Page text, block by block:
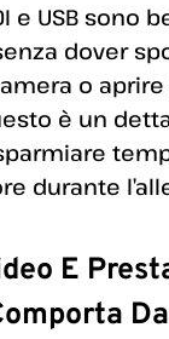
e USB sono
dover
o
è un
durante
E